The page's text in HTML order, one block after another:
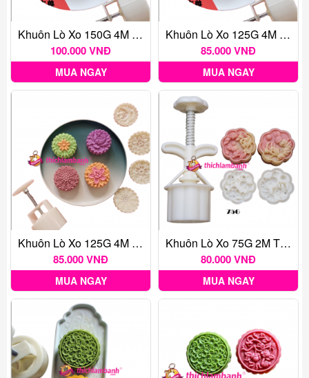
Khuôn Lò Xo 150G 4M Phù Vân 2024
100.000 VNĐ
MUA NGAY
Khuôn Lò Xo 125G 4M Phù Vân 2024
85.000 VNĐ
MUA NGAY
Khuôn Lò Xo 125G 4M Hoa 4 Mẫu 2024
85.000 VNĐ
MUA NGAY
Khuôn Lò Xo 75G 2M Thỏ Ngọc
80.000 VNĐ
MUA NGAY